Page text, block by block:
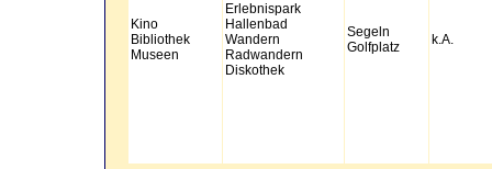
Kino
Bibliothek
Museen
Erlebnispark
Hallenbad
Wandern
Radwandern
Diskothek
Segeln
Golfplatz
k.A.